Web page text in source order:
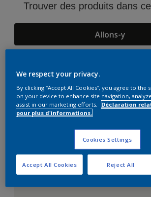
Trouver des produits dans
Allons-y
Suggestions
We respect your privacy.
By clicking “Accept All Cookies”, you agree to
on your device to enhance site navigation,
assist in our marketing efforts.
Déclaration
pour plus d'informations.
Cookies Settings
Reject All
Accept All Cookies